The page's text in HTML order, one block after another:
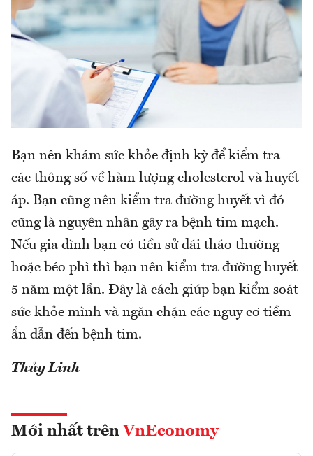
Bạn nên khám sức khỏe định kỳ để kiểm tra
các thông số về hàm lượng cholesterol và huyết
áp. Bạn cũng nên kiểm tra đường huyết vì đó
cũng là nguyên nhân gây ra bệnh tim mạch.
Nếu gia đình bạn có tiền sử đái tháo thường
hoặc béo phì thì bạn nên kiểm tra đường huyết
5 năm một lần. Đây là cách giúp bạn kiểm soát
sức khỏe mình và ngăn chặn các nguy cơ tiềm
ẩn dẫn đến bệnh tim.
Thủy Linh
Mới nhất trên VnEconomy